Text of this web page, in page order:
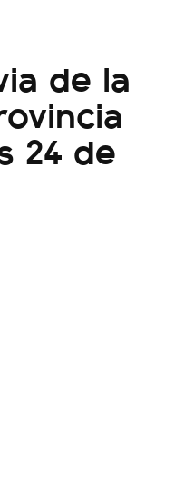
de la
24 de